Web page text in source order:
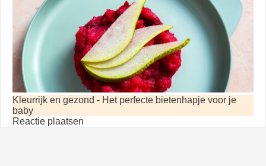
Kleurrijk en gezond - Het perfecte bietenhapje voor je
baby
Reactie plaatsen